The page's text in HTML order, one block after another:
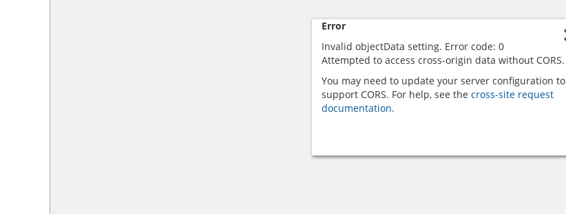
Error
Invalid objectData setting. Error code: 0
Attempted to access cross-origin data without CORS.
You may need to update your server configuration to
support CORS. For help, see the cross-site request
documentation.